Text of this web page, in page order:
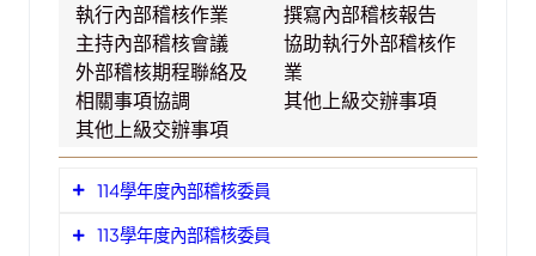
執行內部稽核作業
主持內部稽核會議
外部稽核期程聯絡及
相關事項協調
其他上級交辦事項
撰寫內部稽核報告
協助執行外部稽核作
業
其他上級交辦事項
114學年度內部稽核委員
113學年度內部稽核委員